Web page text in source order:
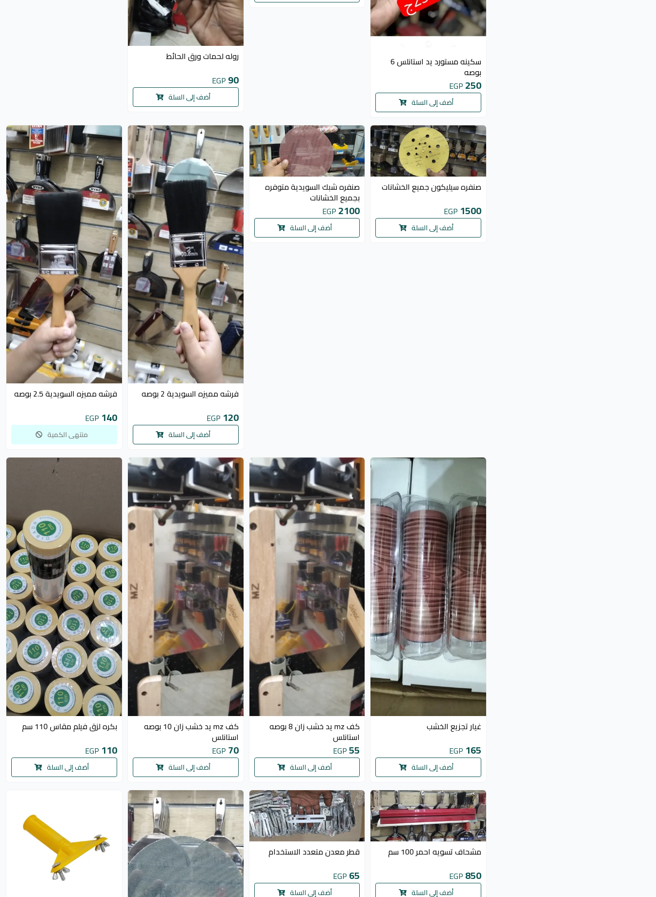
سكينه مستورد يد استانلس 6
بوصه
250
EGP
أضف إلى السلة
روله لحمات ورق الحائط
90
EGP
أضف إلى السلة
صنفره سيليكون جميع الخشانات
1500
EGP
أضف إلى السلة
صنفره شبك السويدية متوفره
بجميع الخشانات
2100
EGP
أضف إلى السلة
فرشه مميزه السويدية 2 بوصه
120
EGP
أضف إلى السلة
غير متوفر فرشه مميزه السويدية 2.5 بوصه
140
EGP
منتهى الكمية
غيار تجزيع الخشب
165
EGP
أضف إلى السلة
كف mz يد خشب زان 8 بوصه
استانلس
55
EGP
أضف إلى السلة
كف mz يد خشب زان 10 بوصه
استانلس
70
EGP
أضف إلى السلة
بكره لزق فيلم مقاس 110 سم
110
EGP
أضف إلى السلة
مشحاف تسويه احمر 100 سم
850
EGP
أضف إلى السلة
قطر معدن متعدد الاستخدام
65
EGP
أضف إلى السلة